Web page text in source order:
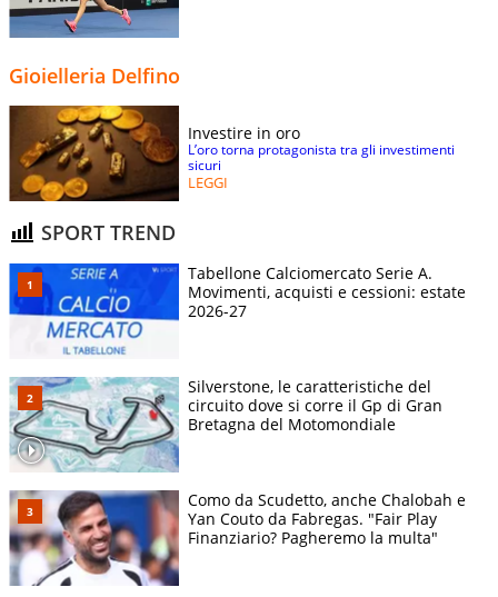
Gioielleria Delfino
Investire in oro
L’oro torna protagonista tra gli investimenti
sicuri
LEGGI
SPORT TREND
Tabellone Calciomercato Serie A.
Movimenti, acquisti e cessioni: estate
2026-27
Silverstone, le caratteristiche del
circuito dove si corre il Gp di Gran
Bretagna del Motomondiale
Como da Scudetto, anche Chalobah e
Yan Couto da Fabregas. "Fair Play
Finanziario? Pagheremo la multa"